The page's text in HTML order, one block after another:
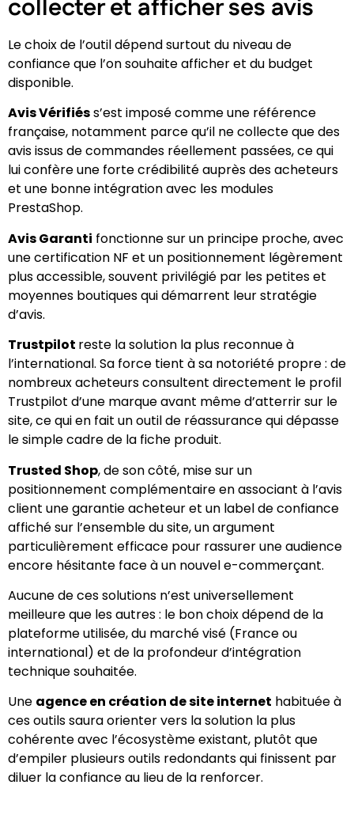
collecter et afficher ses avis
Le choix de l’outil dépend surtout du niveau de
confiance que l’on souhaite afficher et du budget
disponible.
Avis Vérifiéss’est imposé comme une référence
française, notamment parce qu’il ne collecte que des
avis issus de commandes réellement passées, ce qui
lui confère une forte crédibilité auprès des acheteurs
et une bonne intégration avec les modules
PrestaShop.
Avis Garanti fonctionne sur un principe proche, avec
une certification NF et un positionnement légèrement
plus accessible, souvent privilégié par les petites et
moyennes boutiques qui démarrent leur stratégie
d’avis.
Trustpilot reste la solution la plus reconnue à
l’international. Sa force tient à sa notoriété propre : de
nombreux acheteurs consultent directement le profil
Trustpilot d’une marque avant même d’atterrir sur le
site, ce qui en fait un outil de réassurance qui dépasse
le simple cadre de la fiche produit.
Trusted Shop, de son côté, mise sur un
positionnement complémentaire en associant à l’avis
client une garantie acheteur et un label de confiance
affiché sur l’ensemble du site, un argument
particulièrement efficace pour rassurer une audience
encore hésitante face à un nouvel e-commerçant.
Aucune de ces solutions n’est universellement
meilleure que les autres : le bon choix dépend de la
plateforme utilisée, du marché visé (France ou
international) et de la profondeur d’intégration
technique souhaitée.
Une agence en création de site internet habituée à
ces outils saura orienter vers la solution la plus
cohérente avec l’écosystème existant, plutôt que
d’empiler plusieurs outils redondants qui finissent par
diluer la confiance au lieu de la renforcer.